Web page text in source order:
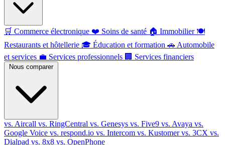
🛒 Commerce électronique ❤️ Soins de santé 🏠 Immobilier 🍽️
Restaurants et hôtellerie 🎓 Éducation et formation 🚗 Automobile
et services 💼 Services professionnels 🏢 Services financiers
Nous comparer
vs. Aircall vs. RingCentral vs. Genesys vs. Five9 vs. Avaya vs.
Google Voice vs. respond.io vs. Intercom vs. Kustomervs. 3CX vs.
Dialpad vs. 8x8 vs. OpenPhone